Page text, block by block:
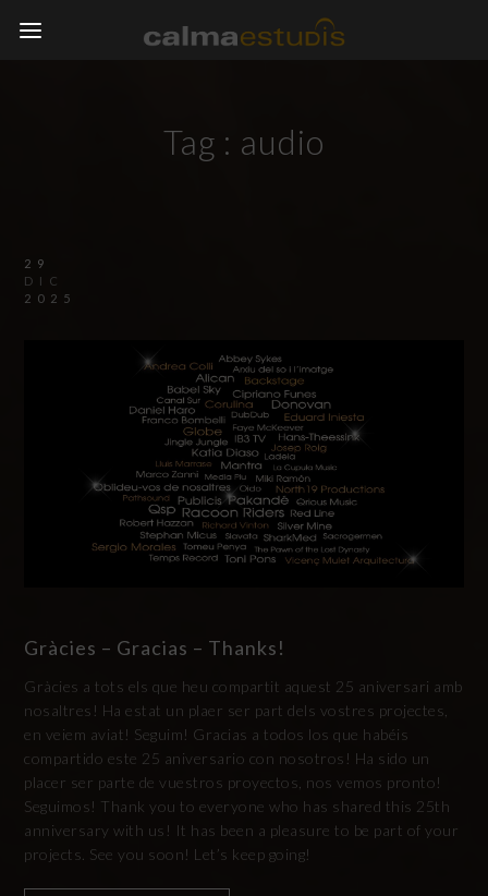
Tag : audio
29
DIC
2025
Gràcies – Gracias – Thanks!
Gràcies a tots els que heu compartit aquest 25 aniversari amb
nosaltres! Ha estat un plaer ser part dels vostres projectes,
en veiem aviat! Seguim! Gracias a todos los que habéis
compartido este 25 aniversario con nosotros! Ha sido un
placer ser parte de vuestros proyectos, nos vemos pronto!
Seguimos! Thank you to everyone who has shared this 25th
anniversary with us! It has been a pleasure to be part of your
projects. See you soon! Let’s keep going!